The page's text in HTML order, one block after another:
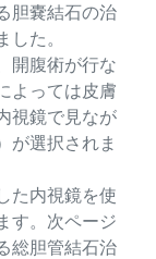
胆嚢結石の治
た。
開腹術が行な
よっては皮膚
視鏡で見なが
が選択されま
た内視鏡を使
す。次ページ
総胆管結石治